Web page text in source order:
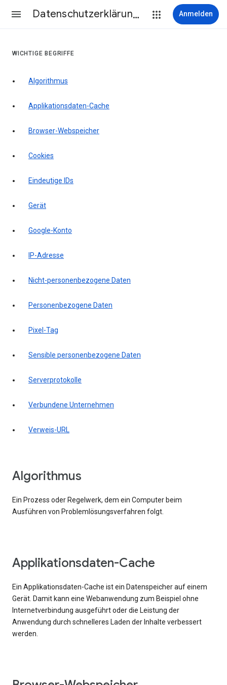
Datenschutzerklärung & Nutzungsbedingungen Anmelden
WICHTIGE BEGRIFFE
Algorithmus
Applikationsdaten-Cache
Browser-Webspeicher
Cookies
Eindeutige IDs
Gerät
Google-Konto
IP-Adresse
Nicht-personenbezogene Daten
Personenbezogene Daten
Pixel-Tag
Sensible personenbezogene Daten
Serverprotokolle
Verbundene Unternehmen
Verweis-URL
Algorithmus
Ein Prozess oder Regelwerk, dem ein Computer beim
Ausführen von Problemlösungsverfahren folgt.
Applikationsdaten-Cache
Ein Applikationsdaten-Cache ist ein Datenspeicher auf einem
Gerät. Damit kann eine Webanwendung zum Beispiel ohne
Internetverbindung ausgeführt oder die Leistung der
Anwendung durch schnelleres Laden der Inhalte verbessert
werden.